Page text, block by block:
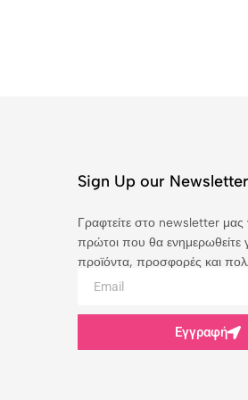
Sign Up our Newsletter
Γραφτείτε στο newsletter μας
πρώτοι που θα ενημερωθείτε
προϊόντα, προσφορές και
Εγγραφή